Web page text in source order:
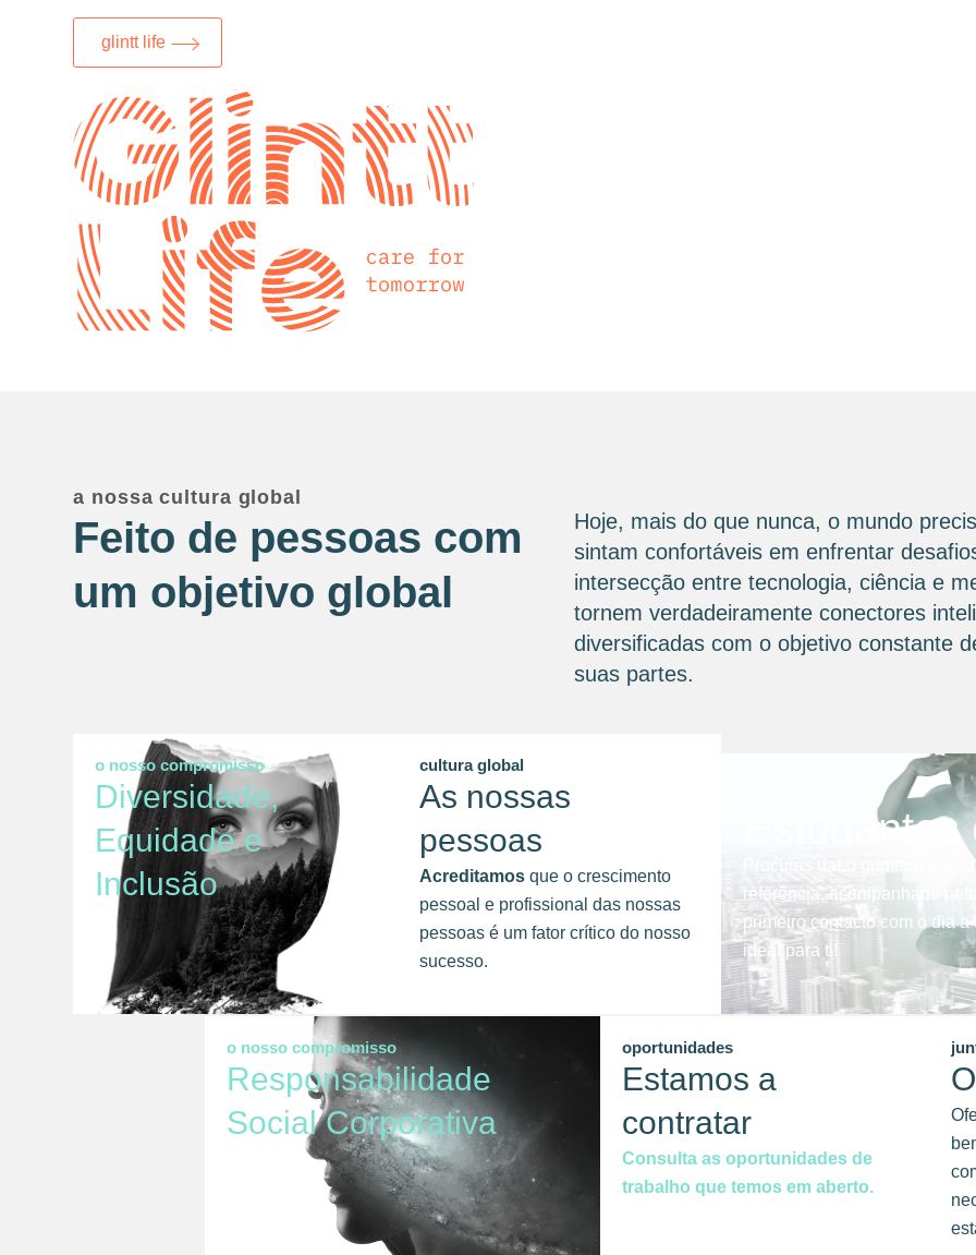
glintt life
a nossa cultura global
Feito de pessoas com
um objetivo global
Hoje, mais do que nunca, o mundo
sintam confortáveis ​​em enfrentar
intersecção entre tecnologia, ciência e
tornem verdadeiramente conectores
diversificadas com o objetivo constante
suas partes.
o nosso compromisso
Diversidade,
Equidade e
Inclusão
cultura global
As nossas
pessoas
Acreditamosque o crescimento
pessoal e profissional das nossas
pessoas é um fator crítico do nosso
sucesso.
Estudantes
Procuras dar o primeiro
referência, acompanhado
primeiro contacto com o dia a
ideal para ti!
o nosso compromisso
Responsabilidade
Social Corporativa
oportunidades
Estamos a
contratar
Consulta as oportunidades de
trabalho que temos em aberto.